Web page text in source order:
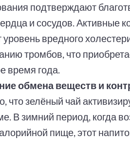
подтверждают
и сосудов. Активные
вредного
тромбов, что
время года.
обмена веществ и
что зелёный чай
В зимний период, когда
пище, этот